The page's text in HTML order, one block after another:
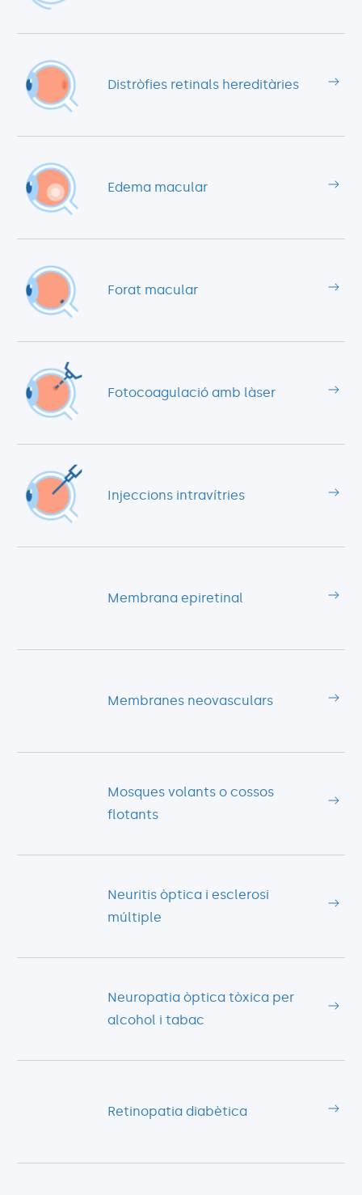
Distròfies retinals hereditàries
Edema macular
Forat macular
Fotocoagulació amb làser
Injeccions intravítries
Membrana epiretinal
Membranes neovasculars
Mosques volants o cossos
flotants
Neuritis òptica i esclerosi
múltiple
Neuropatia òptica tòxica per
alcohol i tabac
Retinopatia diabètica